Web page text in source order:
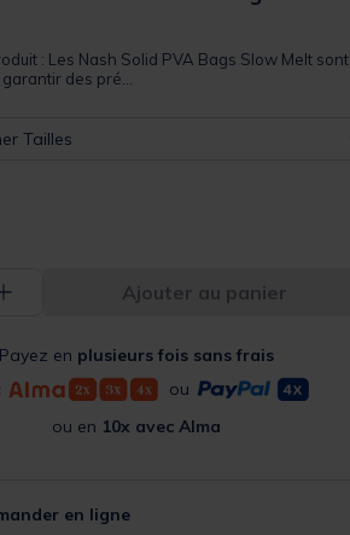
: Les Nash Solid PVA Bags Slow Melt sont
des pré...
Tailles
Ajouter au panier
Payez en plusieurs fois sans frais
ou
ou en 10x avec Alma
en ligne